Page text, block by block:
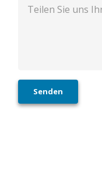
Senden